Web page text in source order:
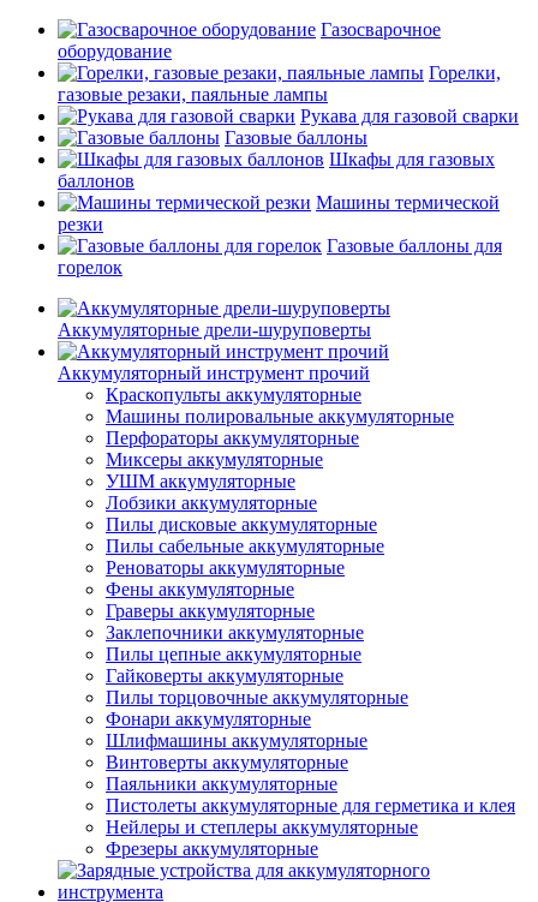
Газосварочное
оборудование
Горелки,
газовые резаки, паяльные лампы
Рукава для газовой сварки
Газовые баллоны
Шкафы для газовых
баллонов
Машины термической
резки
Газовые баллоны для
горелок
Аккумуляторные дрели-шуруповерты
Аккумуляторный инструмент прочий
Краскопульты аккумуляторные
Машины полировальные аккумуляторные
Перфораторы аккумуляторные
Миксеры аккумуляторные
УШМ аккумуляторные
Лобзики аккумуляторные
Пилы дисковые аккумуляторные
Пилы сабельные аккумуляторные
Реноваторы аккумуляторные
Фены аккумуляторные
Граверы аккумуляторные
Заклепочники аккумуляторные
Пилы цепные аккумуляторные
Гайковерты аккумуляторные
Пилы торцовочные аккумуляторные
Фонари аккумуляторные
Шлифмашины аккумуляторные
Винтоверты аккумуляторные
Паяльники аккумуляторные
Пистолеты аккумуляторные для герметика и клея
Нейлеры и степлеры аккумуляторные
Фрезеры аккумуляторные